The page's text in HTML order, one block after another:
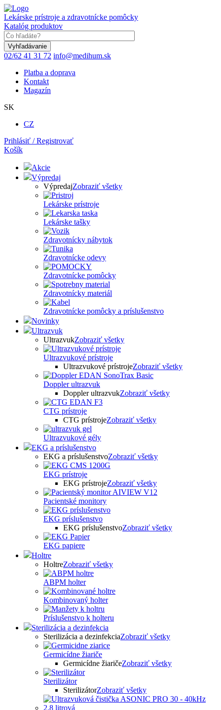
Skočiť
na
hlavný
obsah
Lekárske prístroje a zdravotnícke pomôcky
Katalóg produktov
02/62 41 31 72 info@medihum.sk
Platba a doprava
Kontakt
Magazín
SK
CZ
Prihlásiť / Registrovať
Košík
Akcie
Výpredaj
VýpredajZobraziť všetky
Lekárske prístroje
Lekárske tašky
Zdravotnícky nábytok
Zdravotnícke odevy
Zdravotnícke pomôcky
Zdravotnícky materiál
Zdravotnícke pomôcky a príslušenstvo
Novinky
Ultrazvuk
UltrazvukZobraziť všetky
Ultrazvukové prístroje
Ultrazvukové prístrojeZobraziť všetky
Doppler ultrazvuk
Doppler ultrazvukZobraziť všetky
CTG prístroje
CTG prístrojeZobraziť všetky
Ultrazvukové gély
EKG a príslušenstvo
EKG a príslušenstvoZobraziť všetky
EKG prístroje
EKG prístrojeZobraziť všetky
Pacientské monitory
EKG príslušenstvo
EKG príslušenstvoZobraziť všetky
EKG papiere
Holtre
HoltreZobraziť všetky
ABPM holter
Kombinovaný holter
Príslušenstvo k holteru
Sterilizácia a dezinfekcia
Sterilizácia a dezinfekciaZobraziť všetky
Germicídne žiariče
Germicídne žiaričeZobraziť všetky
Sterilizátor
SterilizátorZobraziť všetky